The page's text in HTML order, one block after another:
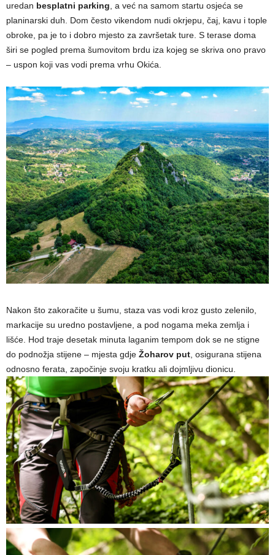
uredan besplatni parking , a već na samom startu osjeća se
planinarski duh. Dom često vikendom nudi okrjepu, čaj, kavu i tople
obroke, pa je to i dobro mjesto za završetak ture. S terase doma
širi se pogled prema šumovitom brdu iza kojeg se skriva ono pravo
– uspon koji vas vodi prema vrhu Okića.
Nakon što zakoračite u šumu, staza vas vodi kroz gusto zelenilo,
markacije su uredno postavljene, a pod nogama meka zemlja i
lišće. Hod traje desetak minuta laganim tempom dok se ne stigne
do podnožja stijene – mjesta gdje Žoharov put , osigurana stijena
odnosno ferata, započinje svoju kratku ali dojmljivu dionicu.